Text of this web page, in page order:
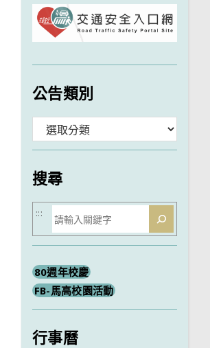
公告類別
類
搜尋
搜
尋
:::
80週年校慶
FB-馬高校園活動
行事曆